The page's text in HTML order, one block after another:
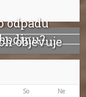
odpadu
objevuje
So Ne